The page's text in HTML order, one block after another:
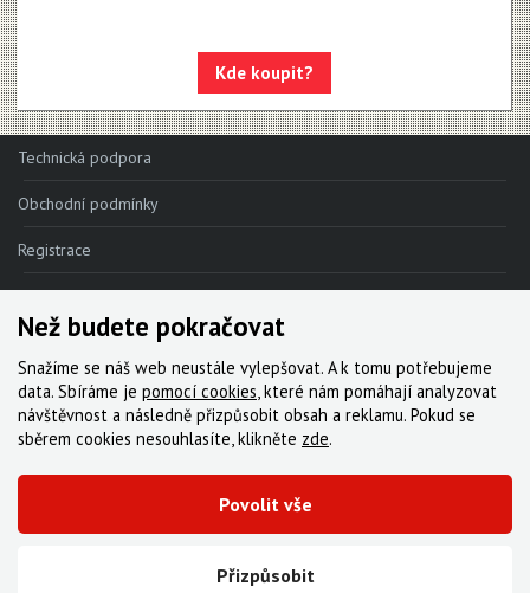
Kde koupit?
Technická podpora
Obchodní podmínky
Registrace
Reklamace
Kde nakoupit
Kontakt
Servis
Ke stažení
© 2000-2026 Všechna práva vyhrazena,Cyklo Žitný, s.r.o.|Zásady cookies
Než budete pokračovat
Snažíme se náš web neustále vylepšovat. A k tomu potřebujeme
data. Sbíráme je pomocí cookies, které nám pomáhají analyzovat
návštěvnost a následně přizpůsobit obsah a reklamu. Pokud se
sběrem cookies nesouhlasíte, klikněte zde.
Přizpůsobit
Povolit vše